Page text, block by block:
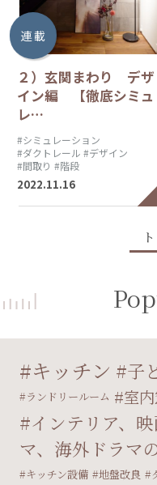
連 載
２）玄関まわり デザ
イン編 【徹底シミュ
レ…
#シミュレーション
#ダクトレール #デザイン
#間取り #階段
2022.11.16
キッチン 子
ランドリールーム 室
インテリア、
マ、海外ドラマ
キッチン設備 地盤改良